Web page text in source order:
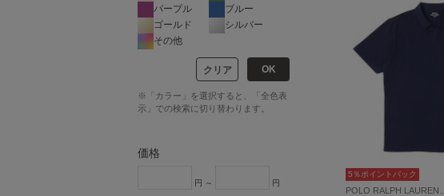
5％ポイントバック
POLO RALPH LAUREN…
パープル
ブルー
ゴールド
シルバー
その他
クリア OK
※「カラー」を選択すると、「全色表
示」での検索に切り替わります。
価格
円 ～ 円